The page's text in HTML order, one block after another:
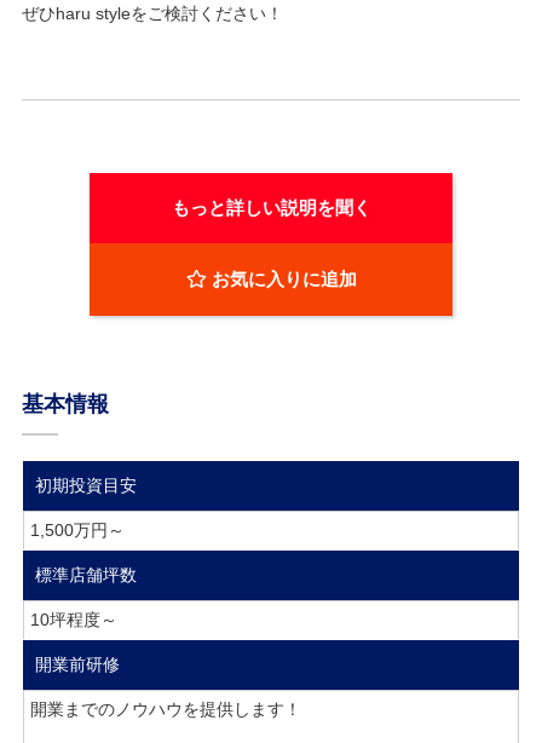
ぜひharu styleをご検討ください！
もっと詳しい説明を聞く
お気に入りに追加
基本情報
初期投資目安
1,500万円～
標準店舗坪数
10坪程度～
開業前研修
開業までのノウハウを提供します！